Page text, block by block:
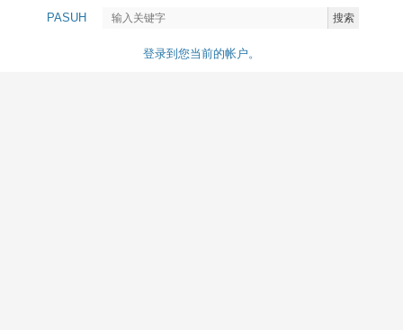
PASUH 搜索
登录到您当前的帐户。